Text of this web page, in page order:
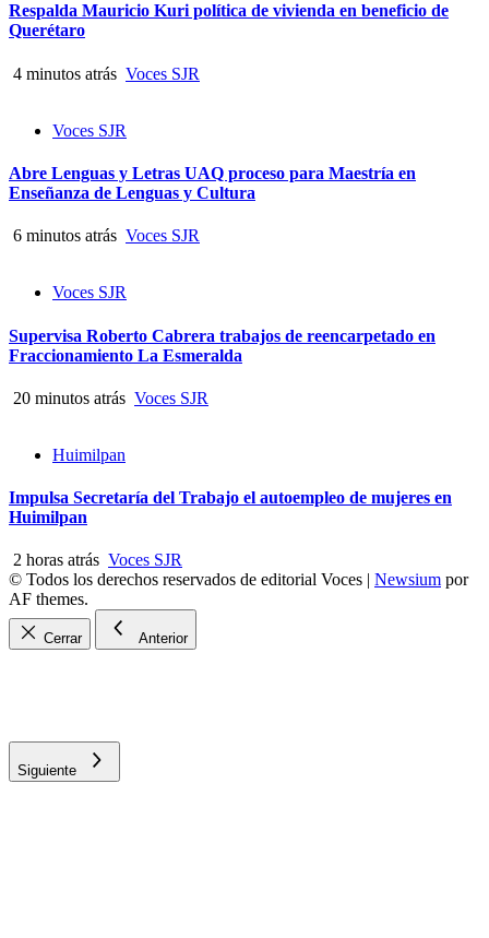
Respalda Mauricio Kuri política de vivienda en beneficio de
Querétaro
4 minutos atrás Voces SJR
Voces SJR
Abre Lenguas y Letras UAQ proceso para Maestría en
Enseñanza de Lenguas y Cultura
6 minutos atrás Voces SJR
Voces SJR
Supervisa Roberto Cabrera trabajos de reencarpetado en
Fraccionamiento La Esmeralda
20 minutos atrás Voces SJR
Huimilpan
Impulsa Secretaría del Trabajo el autoempleo de mujeres en
Huimilpan
2 horas atrás Voces SJR
© Todos los derechos reservados de editorial Voces | Newsium por
AF themes.
Cerrar Anterior
Siguiente